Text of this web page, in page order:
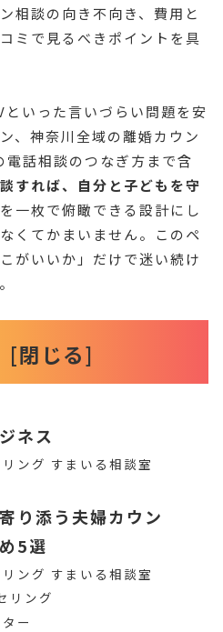
相談の向き不向き、費用と
ミで見るべきポイントを具
いった言いづらい問題を安
、神奈川全域の離婚カウン
話相談のつなぎ方まで含
すれば、自分と子どもを守
を一枚で俯瞰できる設計にし
くてかまいません。このペ
がいいか」だけで迷い続け
ネス
ング すまいる相談室
り添う夫婦カウン
5選
ング すまいる相談室
リング
ー